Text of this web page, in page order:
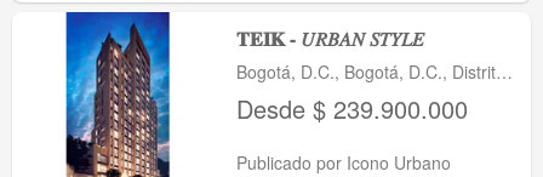
Cancha de tenis
𝐓𝐄𝐈𝐊 - 𝑈𝑅𝐵𝐴𝑁 𝑆𝑇𝑌𝐿𝐸
Bogotá, D.C., Bogotá, D.C., Distrito
Capital
Desde $ 239.900.000
Publicado por Icono Urbano